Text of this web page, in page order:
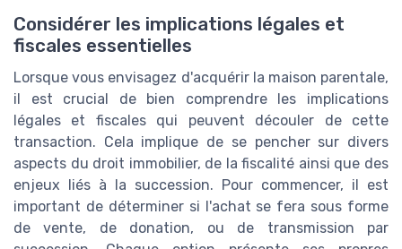
Considérer les implications légales et
fiscales essentielles
Lorsque vous envisagez d'acquérir la maison parentale,
il est crucial de bien comprendre les implications
légales et fiscales qui peuvent découler de cette
transaction. Cela implique de se pencher sur divers
aspects du droit immobilier, de la fiscalité ainsi que des
enjeux liés à la succession. Pour commencer, il est
important de déterminer si l'achat se fera sous forme
de vente, de donation, ou de transmission par